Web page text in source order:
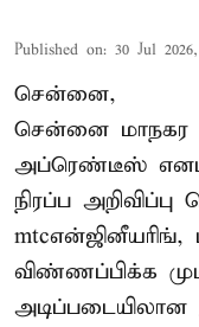
Published on: 30 Jul
சென்னை,
சென்னை மாநகர
அப்ரெண்டீஸ்
நிரப்ப
mtcஎன்ஜினீயரிங்,
விண்ணப்பிக்க
அடிப்படையிலான